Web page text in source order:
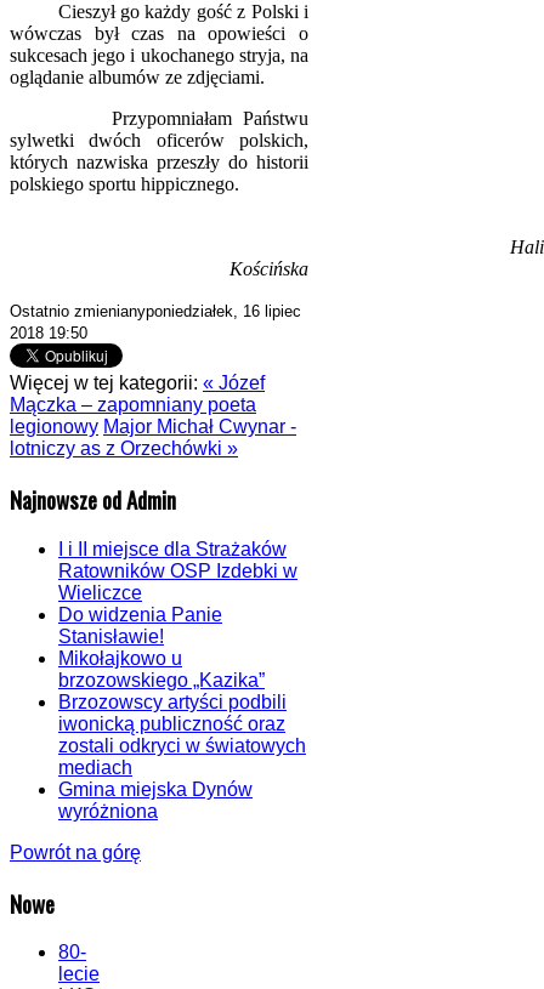
Cieszył go każdy gość z Polski i
wówczas był czas na opowieści o
sukcesach jego i ukochanego stryja, na
oglądanie albumów ze zdjęciami.
Przypomniałam Państwu
sylwetki dwóch oficerów polskich,
których nazwiska przeszły do historii
polskiego sportu hippicznego.
Kościńska
Ostatnio zmienianyponiedziałek, 16 lipiec
2018 19:50
Więcej w tej kategorii: « Józef
Mączka – zapomniany poeta
legionowy Major Michał Cwynar -
lotniczy as z Orzechówki »
Najnowsze od Admin
I i II miejsce dla Strażaków
Ratowników OSP Izdebki w
Wieliczce
Do widzenia Panie
Stanisławie!
Mikołajkowo u
brzozowskiego „Kazika”
Brzozowscy artyści podbili
iwonicką publiczność oraz
zostali odkryci w światowych
mediach
Gmina miejska Dynów
wyróżniona
Powrót na górę
Nowe
80-
lecie